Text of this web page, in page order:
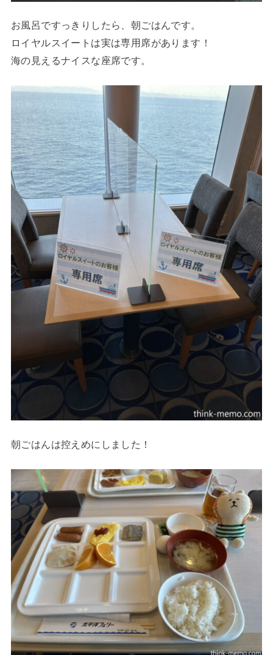
お風呂ですっきりしたら、朝ごはんです。
ロイヤルスイートは実は専用席があります！
海の見えるナイスな座席です。
朝ごはんは控えめにしました！